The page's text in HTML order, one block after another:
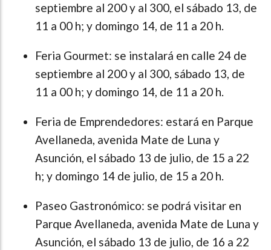
septiembre al 200 y al 300, el sábado 13, de
11 a 00 h; y domingo 14, de 11 a 20 h.
Feria Gourmet: se instalará en calle 24 de
septiembre al 200 y al 300, sábado 13, de
11 a 00 h; y domingo 14, de 11 a 20 h.
Feria de Emprendedores: estará en Parque
Avellaneda, avenida Mate de Luna y
Asunción, el sábado 13 de julio, de 15 a 22
h; y domingo 14 de julio, de 15 a 20 h.
Paseo Gastronómico: se podrá visitar en
Parque Avellaneda, avenida Mate de Luna y
Asunción, el sábado 13 de julio, de 16 a 22